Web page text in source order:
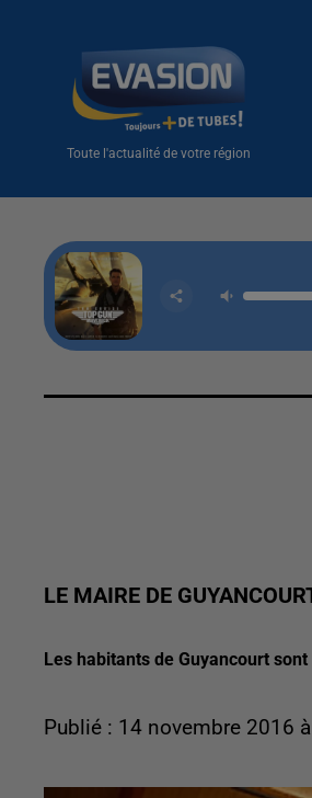
Toute l'actualité de votre région
LE MAIRE DE
Les habitants de Guyancourt
Publié : 14 novembre 2016